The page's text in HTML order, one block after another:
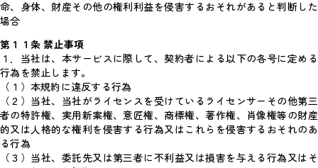
命、身体、財産その他の権利利益を侵害するおそれがあると判断した
場合
第１１条 禁止事項
１．当社は、本サービスに際して、契約者による以下の各号に定める
行為を禁止します。
（１）本規約に違反する行為
（２）当社、当社がライセンスを受けているライセンサーその他第三
者の特許権、実用新案権、意匠権、商標権、著作権、肖像権等の財産
的又は人格的な権利を侵害する行為又はこれらを侵害するおそれのあ
る行為
（３）当社、委託先又は第三者に不利益又は損害を与える行為又はそ